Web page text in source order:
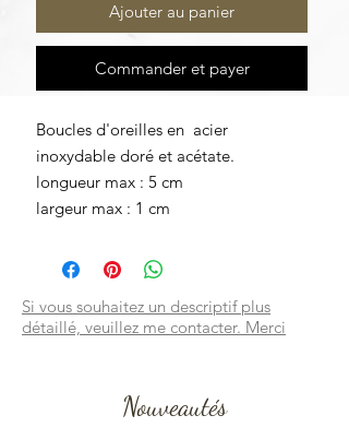
Ajouter au panier
Commander et payer
Boucles d'oreilles en acier
inoxydable doré et acétate.
longueur max : 5 cm
largeur max : 1 cm
Si vous souhaitez un descriptif plus
détaillé, veuillez me contacter. Merci
Nouveautés